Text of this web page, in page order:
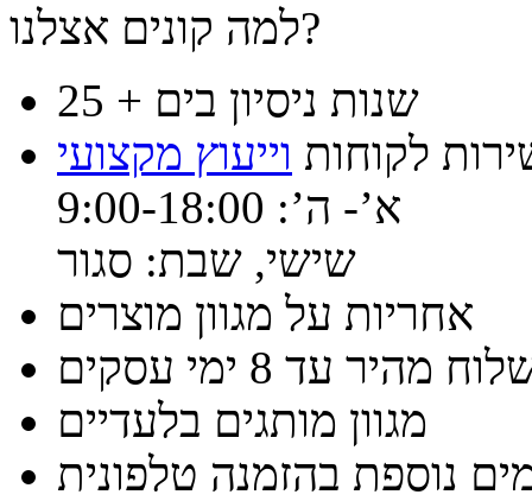
למה קונים אצלנו?
25 + שנות ניסיון בים
לקוחות וייעוץ מקצועי
א’- ה’: 9:00-18:00
שישי, שבת: סגור
אחריות על מגוון מוצרים
מהיר עד 8 ימי עסקים
מגוון מותגים בלעדיים
נוספת בהזמנה טלפונית